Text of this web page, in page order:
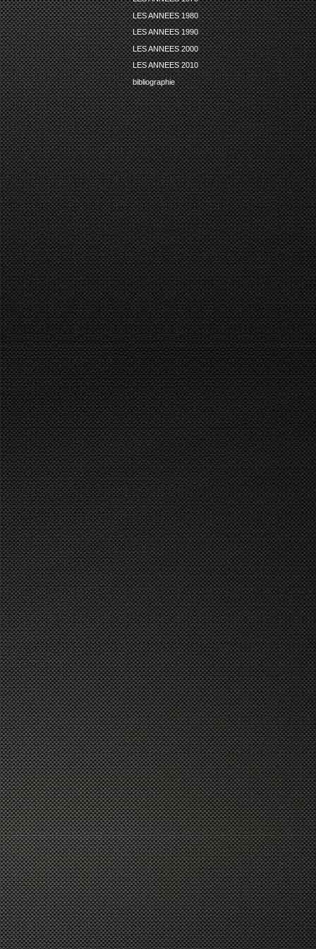
LES ANNEES 1980
LES ANNEES 1990
LES ANNEES 2000
LES ANNEES 2010
bibliographie